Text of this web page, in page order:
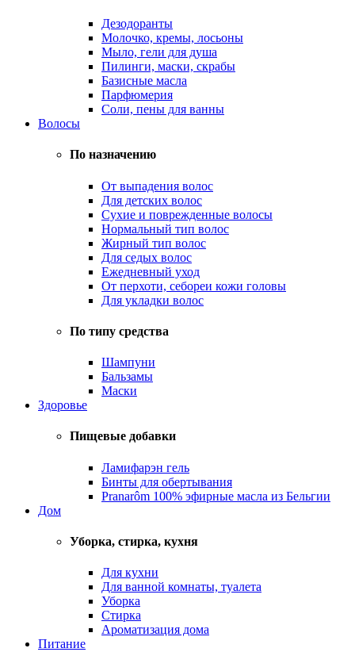
Дезодоранты
Молочко, кремы, лосьоны
Мыло, гели для душа
Пилинги, маски, скрабы
Базисные масла
Парфюмерия
Соли, пены для ванны
Волосы
По назначению
От выпадения волос
Для детских волос
Сухие и поврежденные волосы
Нормальный тип волос
Жирный тип волос
Для седых волос
Ежедневный уход
От перхоти, себореи кожи головы
Для укладки волос
По типу средства
Шампуни
Бальзамы
Маски
Здоровье
Пищевые добавки
Ламифарэн гель
Бинты для обертывания
Pranarôm 100% эфирные масла из Бельгии
Дом
Уборка, стирка, кухня
Для кухни
Для ванной комнаты, туалета
Уборка
Стирка
Ароматизация дома
Питание